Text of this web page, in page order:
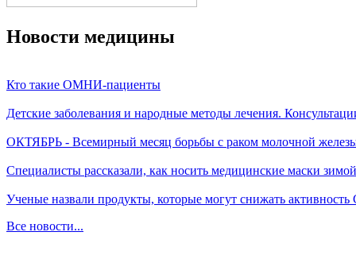
Новости медицины
Кто такие ОМНИ-пациенты
Детские заболевания и народные методы лечения.
ОКТЯБРЬ - Всемирный месяц борьбы с раком молочной
Специалисты рассказали, как носить медицинские маски зимой
Ученые назвали продукты, которые могут снижать
Все новости...